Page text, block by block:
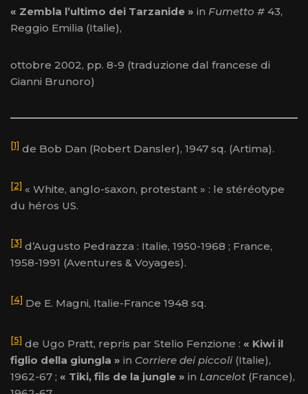
« Zembla l’ultimo dei Tarzanide » in Fumetto # 43,
Reggio Emilia (Italie),
ottobre 2002, pp. 8-9 (traduzione dal francese di
Gianni Brunoro)
[1] de Bob Dan (Robert Dansler), 1947 sq. (Artima).
[2] « White, anglo-saxon, protestant » : le stéréotype
du héros US.
[3] d’Augusto Pedrazza : Italie, 1950-1968 ; France,
1958-1991 (Aventures & Voyages).
[4] De E. Magni, Italie-France 1948 sq.
[5] de Ugo Pratt, repris par Stelio Fenzione : « Kiwi il
figlio della giungla » in Corriere dei piccoli(Italie),
1962-67 ; « Tiki, fils de la jungle » in Lancelot (France),